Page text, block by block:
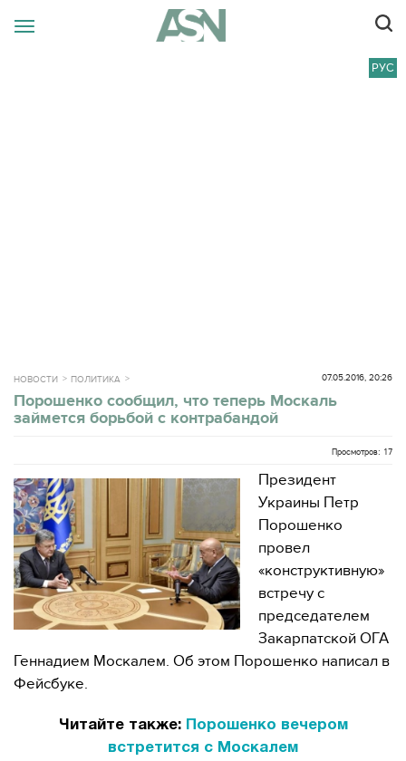
РУС
НОВОСТИ ПОЛИТИКА 07.05.2016, 20:26
Порошенко сообщил, что теперь Москаль
займется борьбой с контрабандой
Просмотров: 17
Президент
Украины Петр
Порошенко
провел
«конструктивную»
встречу с
председателем
Закарпатской ОГА
Геннадием Москалем. Об этом Порошенко написал в
Фейсбуке.
Читайте также:
Порошенко вечером
встретится с Москалем